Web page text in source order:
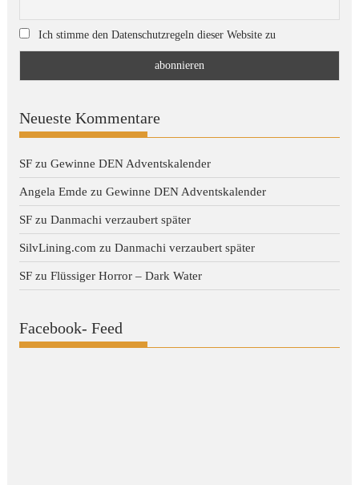
Ich stimme den Datenschutzregeln dieser Website zu
Neueste Kommentare
SF zuGewinne DEN Adventskalender
Angela Emde zuGewinne DEN Adventskalender
SF zuDanmachi verzaubert später
SilvLining.com zuDanmachi verzaubert später
SF zuFlüssiger Horror – Dark Water
Facebook- Feed